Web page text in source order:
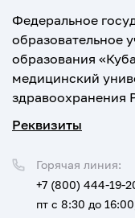
Федеральное
образовательное
образования
медицинский
здравоохранения
Реквизиты
Горячая линия:
+7 (800) 444-19-
пт с 8:30 до